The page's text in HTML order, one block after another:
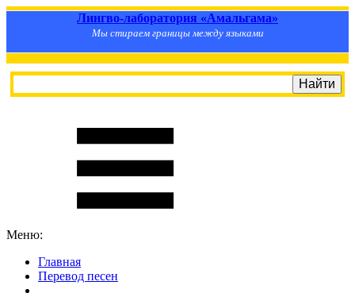
Лингво-лаборатория «Амальгама»
Мы стираем границы между языками
Меню:
Главная
Перевод песен